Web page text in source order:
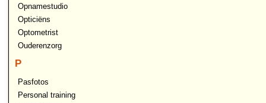
Opnamestudio
Opticiëns
Optometrist
Ouderenzorg
P
Pasfotos
Personal training